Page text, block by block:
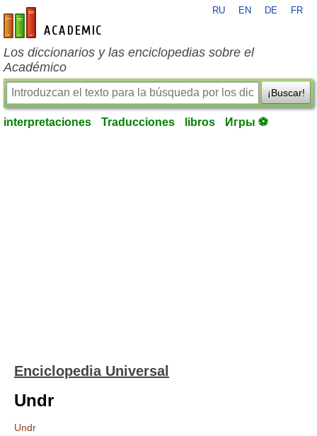
es-academic.com
RU EN DE FR
Los diccionarios y las enciclopedias sobre el
Académico
¡Buscar!
interpretaciones Traducciones libros Игры ⚽
Enciclopedia Universal
Undr
Undr